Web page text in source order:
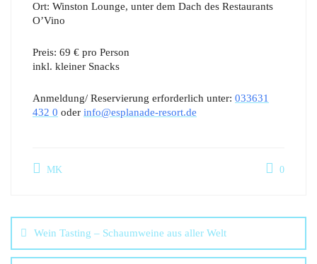
Ort: Winston Lounge, unter dem Dach des Restaurants
O’Vino
Preis: 69 € pro Person
inkl. kleiner Snacks
Anmeldung/ Reservierung erforderlich unter: 033631
432 0 oder info@esplanade-resort.de
MK 0
Wein Tasting – Schaumweine aus aller Welt